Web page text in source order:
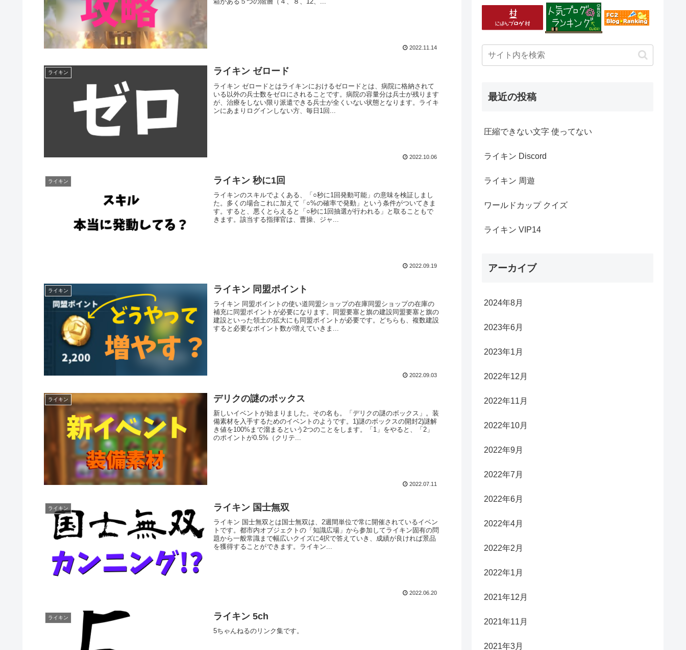
2022.11.14
ライキン ライキン ゼロード
ライキン ゼロードとはライキンにおけるゼロードとは、病院に格納されて
いる以外の兵士数をゼロにされることです。病院の容量分は兵士が残ります
が、治療をしない限り派遣できる兵士が全くいない状態となります。ライキ
ンにあまりログインしない方、毎日1回...
2022.10.06
ライキン ライキン 秒に1回
ライキンのスキルでよくある、「○秒に1回発動可能」の意味を検証しまし
た。多くの場合これに加えて「○%の確率で発動」という条件がついてきま
す。すると、悪くとらえると「○秒に1回抽選が行われる」と取ることもで
きます。該当する指揮官は、曹操、ジャ...
2022.09.19
ライキン ライキン 同盟ポイント
ライキン 同盟ポイントの使い道同盟ショップの在庫同盟ショップの在庫の
補充に同盟ポイントが必要になります。同盟要塞と旗の建設同盟要塞と旗の
建設といった領土の拡大にも同盟ポイントが必要です。どちらも、複数建設
すると必要なポイント数が増えていきま...
2022.09.03
ライキン デリクの謎のボックス
新しいイベントが始まりました。その名も。「デリクの謎のボックス」。装
備素材を入手するためのイベントのようです。1)謎のボックスの開封2)謎解
き値を100%まで溜まるという2つのことをします。「1」をやると、「2」
のポイントが0.5%（クリテ...
2022.07.11
ライキン ライキン 国士無双
ライキン 国士無双とは国士無双は、2週間単位で常に開催されているイベン
トです。都市内オブジェクトの「知識広場」から参加してライキン固有の問
題から一般常識まで幅広いクイズに4択で答えていき、成績が良ければ景品
を獲得することができます。ライキン...
2022.06.20
ライキン ライキン 5ch
5ちゃんねるのリンク集です。
最近の投稿
圧縮できない文字 使ってない
ライキン Discord
ライキン 周遊
ワールドカップ クイズ
ライキン VIP14
アーカイブ
2024年8月
2023年6月
2023年1月
2022年12月
2022年11月
2022年10月
2022年9月
2022年7月
2022年6月
2022年4月
2022年2月
2022年1月
2021年12月
2021年11月
2021年3月